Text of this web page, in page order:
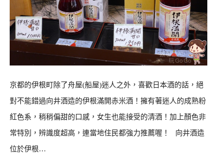
京都的伊根町除了舟屋(船屋)迷人之外，喜歡日本酒的話，絕
對不能錯過向井酒造的伊根滿開赤米酒！擁有著迷人的成熟粉
紅色系，稍稍偏甜的口感，女生也能接受的清酒！加上顏色非
常特別，辨識度超高，連當地住民都強力推薦喔！ 向井酒造
位於伊根…